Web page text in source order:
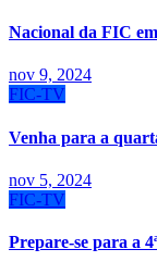
Nacional da FIC
nov 9, 2024
FIC-TV
Venha para a
nov 5, 2024
FIC-TV
Prepare-se para a